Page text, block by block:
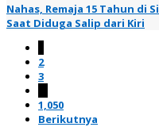
Nahas, Remaja 15 Tahun di
Saat Diduga Salip dari Kiri
2
3
1,050
Berikutnya